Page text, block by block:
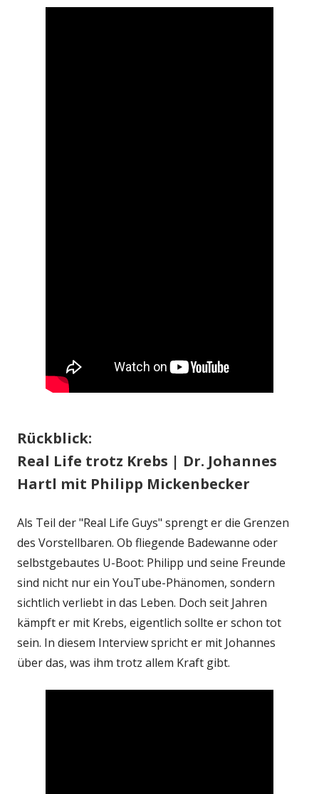
Rückblick:
Real Life trotz Krebs | Dr. Johannes
Hartl mit Philipp Mickenbecker
Als Teil der "Real Life Guys" sprengt er die Grenzen
des Vorstellbaren. Ob fliegende Badewanne oder
selbstgebautes U-Boot: Philipp und seine Freunde
sind nicht nur ein YouTube-Phänomen, sondern
sichtlich verliebt in das Leben. Doch seit Jahren
kämpft er mit Krebs, eigentlich sollte er schon tot
sein. In diesem Interview spricht er mit Johannes
über das, was ihm trotz allem Kraft gibt.